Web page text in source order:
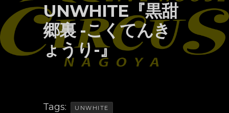
UNWHITE『黒甜
郷裏 -こくてんき
ょうり-』
Tags: UNWHITE